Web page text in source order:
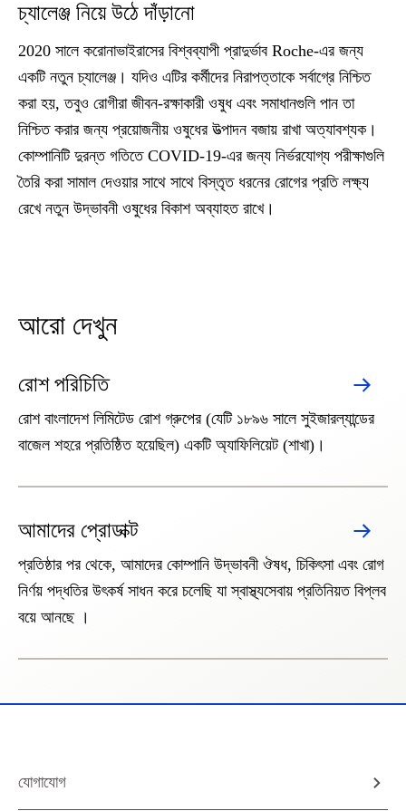
চ্যালেঞ্জ নিয়ে উঠে দাঁড়ানো
2020 সালে করোনাভাইরাসের বিশ্বব্যাপী প্রাদুর্ভাব Roche-এর জন্য
একটি নতুন চ্যালেঞ্জ। যদিও এটির কর্মীদের নিরাপত্তাকে সর্বাগ্রে নিশ্চিত
করা হয়, তবুও রোগীরা জীবন-রক্ষাকারী ওষুধ এবং সমাধানগুলি পান তা
নিশ্চিত করার জন্য প্রয়োজনীয় ওষুধের উত্পাদন বজায় রাখা অত্যাবশ্যক।
কোম্পানিটি দুরন্ত গতিতে COVID-19-এর জন্য নির্ভরযোগ্য পরীক্ষাগুলি
তৈরি করা সামাল দেওয়ার সাথে সাথে বিস্তৃত ধরনের রোগের প্রতি লক্ষ্য
রেখে নতুন উদ্ভাবনী ওষুধের বিকাশ অব্যাহত রাখে।
আরো দেখুন
রোশ পরিচিতি
রোশ বাংলাদেশ লিমিটেড রোশ গ্রুপের (যেটি ১৮৯৬ সালে সুইজারল্যান্ডের
বাজেল শহরে প্রতিষ্ঠিত হয়েছিল) একটি অ্যাফিলিয়েট (শাখা)।
আমাদের প্রোডাক্ট
প্রতিষ্ঠার পর থেকে, আমাদের কোম্পানি উদ্ভাবনী ঔষধ, চিকিৎসা এবং রোগ
নির্ণয় পদ্ধতির উৎকর্ষ সাধন করে চলেছি যা স্বাস্থ্যসেবায় প্রতিনিয়ত বিপ্লব
বয়ে আনছে ।
যোগাযোগ